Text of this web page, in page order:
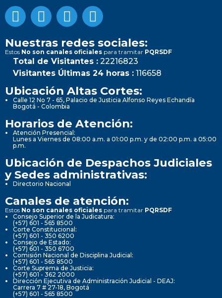
Nuestras redes sociales:
Estos No son canales oficiales para tramitar PQRSDF
Total de Visitantes : 22216823
Visitantes Últimas 24 horas : 116658
Ubicación Altas Cortes:
Calle 12 No 7 - 65, Palacio de Justicia Alfonso Reyes Echandía
Bogotá - Colombia
Horarios de Atención:
Atención Presencial:
Lunes a Viernes de 08:00 a.m. a 01:00 p.m. y de 02:00 p.m. a 05:00
p.m.
Ubicación de Despachos Judiciales
y Sedes administrativas:
Directorio Nacional
Canales de atención:
Estos No son canales oficiales para tramitar PQRSDF
Consejo Superior de la Judicatura:
(+57) 601 - 565 8500
Corte Constitucional:
(+57) 601 - 350 6200
Consejo de Estado:
(+57) 601 - 350 6700
Comisión Nacional de Disciplina Judicial:
(+57) 601 - 565 8500
Corte Suprema de Justicia:
(+57) 601 - 362 2000
Dirección Ejecutiva de Administración Judicial - DEAJ:
Carrera 7 # 27-18, Bogotá
(+57) 601 - 565 8500